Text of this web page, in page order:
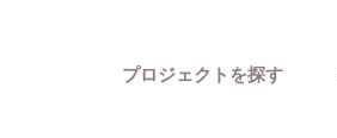
プロジェクトを探す